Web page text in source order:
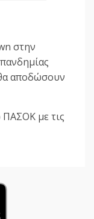
στην
αποδώσουν
ΠΑΣΟΚ με τις